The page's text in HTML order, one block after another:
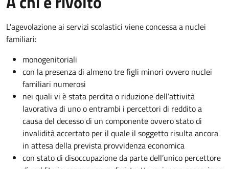
L'agevolazione ai servizi scolastici viene concessa a nuclei
familiari:
monogenitoriali
con la presenza di almeno tre figli minori ovvero nuclei
familiari numerosi
nei quali vi è stata perdita o riduzione dell’attività
lavorativa di uno o entrambi i percettori di reddito a
causa del decesso di un componente ovvero stato di
invalidità accertato per il quale il soggetto risulta ancora
in attesa della prevista provvidenza economica
con stato di disoccupazione da parte dell’unico percettore